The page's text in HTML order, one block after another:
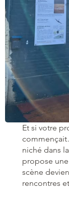
Et si votre
niché dans
propose
scène
rencontres